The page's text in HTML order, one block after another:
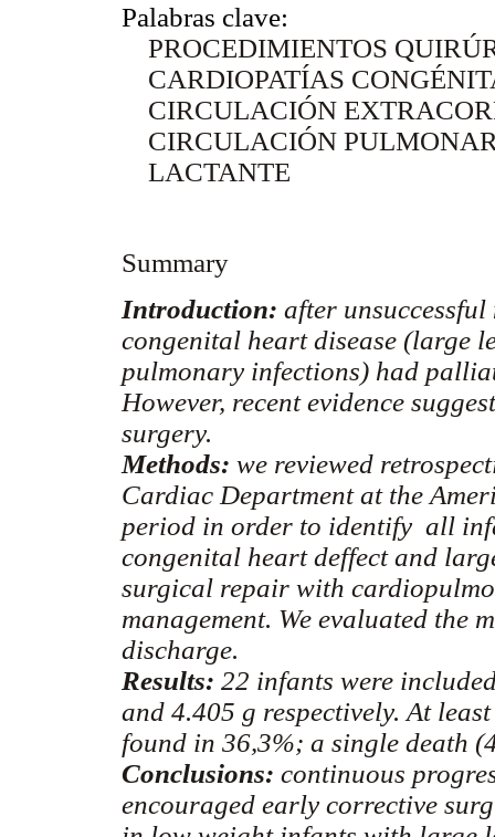
Palabras clave:
PROCEDIMIENTOS
CARDIOPATÍAS
CIRCULACIÓN
CIRCULACIÓN
LACTANTE
Summary
Introduction: after
congenital heart disease (large
pulmonary infections) had
However, recent evidence
surgery.
Methods: we reviewed
Cardiac Department at the
period in order to identify all
congenital heart deffect and
surgical repair with
management. We evaluated
discharge.
Results: 22 infants were
and 4.405 g respectively. At
found in 36,3%; a single death
Conclusions: continuous
encouraged early corrective